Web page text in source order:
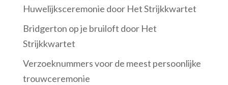
Huwelijksceremonie door Het Strijkkwartet
Bridgerton op je bruiloft door Het
Strijkkwartet
Verzoeknummers voor de meest persoonlijke
trouwceremonie